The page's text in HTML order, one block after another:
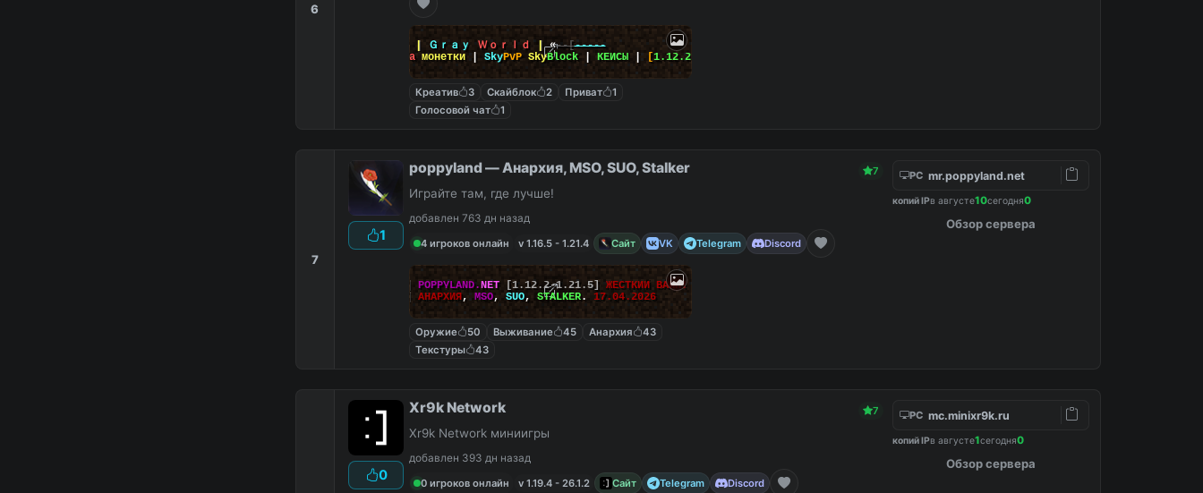
6
| Ｇｒａｙ Ｗｏｒｌｄ «--[-----
за монетки SkyPvP SkyBlock | КЕЙСЫ [1.12.2-
Креатив 3 Скайблок 2 Приват
1
Голосовой чат
1
7
1
poppyland — Анархия, MSO, SUO, Stalker 7
Играйте там, где лучше!
добавлен 763 дн назад
4 игроков онлайн
v 1.16.5 - 1.21.4 Сайт VK Telegram Discord
POPPYLAND.NET [1.12.2-1.21.5] ЖЕСТКИЙ ВАЙП!
АНАРХИЯ, MSO, SUO, STALKER. 17.04.2026
Оружие 50 Выживание 45 Анархия
43
Текстуры
43
PC mr.poppyland.net
копий IPв августе10сегодня0
Обзор сервера
0
Xr9k Network 7
Xr9k Network миниигры
добавлен 393 дн назад
0 игроков онлайн
v 1.19.4 - 26.1.2 Сайт Telegram Discord
PC mc.minixr9k.ru
копий IPв августе1сегодня0
Обзор сервера